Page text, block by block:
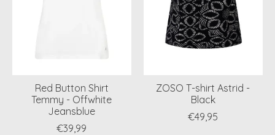
Red Button Shirt
Temmy - Offwhite
Jeansblue
€39,99
ZOSO T-shirt Astrid -
Black
€49,95